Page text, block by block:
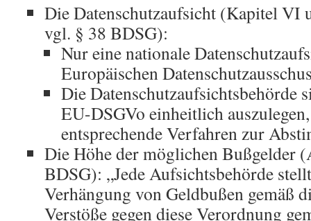
Die Datenschutzaufsicht (Kapitel
vgl. § 38 BDSG):
Nur eine nationale
Europäischen
Die Datenschutzaufsichtsbehörde
EU-DSGVo einheitlich
entsprechende Verfahren zur
Die Höhe der möglichen Bußgelder
BDSG): „Jede Aufsichtsbehörde
Verhängung von Geldbußen gemäß
Verstöße gegen diese Verordnung